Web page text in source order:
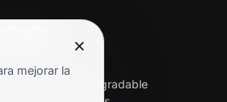
calidad y trato agradable
×
mejorar la